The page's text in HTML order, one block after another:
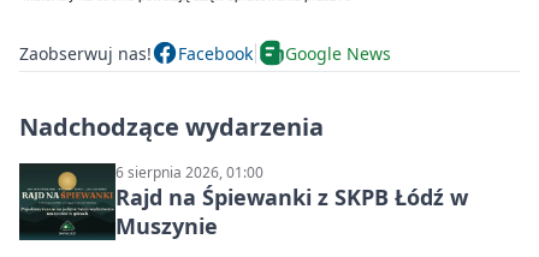
Zaobserwuj nas! Facebook Google News
Nadchodzące wydarzenia
6 sierpnia 2026, 01:00
Rajd na Śpiewanki z SKPB Łódź w
Muszynie